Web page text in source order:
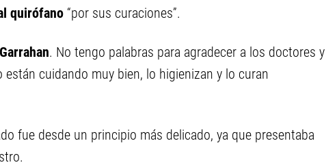
quirófano “por sus curaciones”.
Garrahan. No tengo palabras para agradecer a los doctores y
cuidando muy bien, lo higienizan y lo curan
fue desde un principio más delicado, ya que presentaba